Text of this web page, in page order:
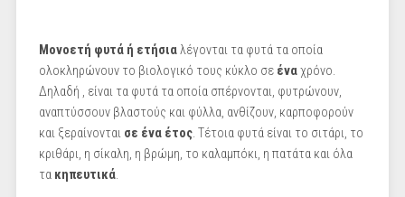
Μονοετή φυτά ή ετήσιαλέγονται τα φυτά τα οποία
ολοκληρώνουν το βιολογικό τους κύκλο σε έναχρόνο.
Δηλαδή , είναι τα φυτά τα οποία σπέρνονται, φυτρώνουν,
αναπτύσσουν βλαστούς και φύλλα, ανθίζουν, καρποφορούν
και ξεραίνονται σε ένα έτος. Τέτοια φυτά είναι το σιτάρι, το
κριθάρι, η σίκαλη, η βρώμη, το καλαμπόκι, η πατάτα και όλα
τα κηπευτικά.